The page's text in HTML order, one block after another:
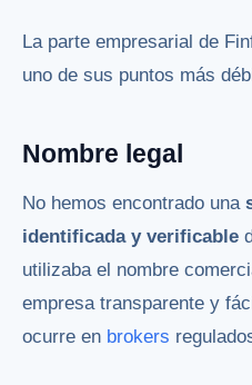
La parte empresarial de
uno de sus puntos más
Nombre legal
No hemos encontrado una
identificada y verificable
utilizaba el nombre
empresa transparente y
ocurre en brokers